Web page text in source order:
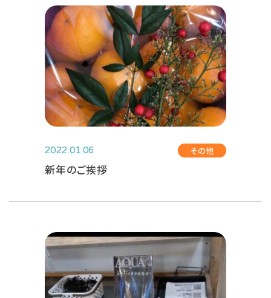
2022.01.06 その他
新年のご挨拶